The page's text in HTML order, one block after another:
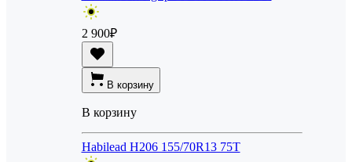
2 900₽
В корзину
В корзину
Habilead H206 155/70R13 75T